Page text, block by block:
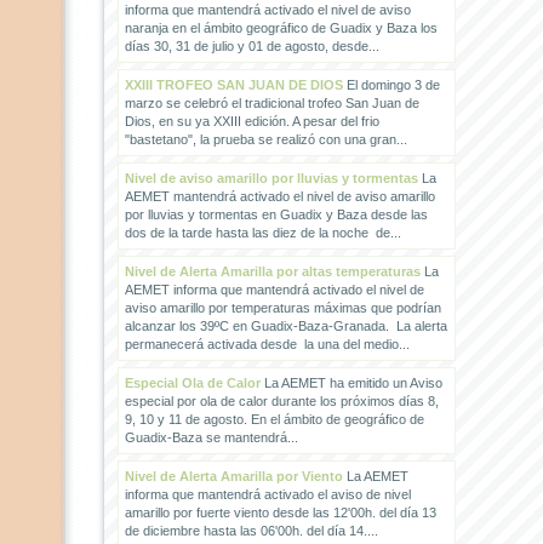
informa que mantendrá activado el nivel de aviso
naranja en el ámbito geográfico de Guadix y Baza los
días 30, 31 de julio y 01 de agosto, desde...
XXIII TROFEO SAN JUAN DE DIOSEl domingo 3 de
marzo se celebró el tradicional trofeo San Juan de
Dios, en su ya XXIII edición. A pesar del frio
"bastetano", la prueba se realizó con una gran...
Nivel de aviso amarillo por lluvias y tormentasLa
AEMET mantendrá activado el nivel de aviso amarillo
por lluvias y tormentas en Guadix y Baza desde las
dos de la tarde hasta las diez de la noche de...
Nivel de Alerta Amarilla por altas temperaturasLa
AEMET informa que mantendrá activado el nivel de
aviso amarillo por temperaturas máximas que podrían
alcanzar los 39ºC en Guadix-Baza-Granada. La alerta
permanecerá activada desde la una del medio...
Especial Ola de CalorLa AEMET ha emitido un Aviso
especial por ola de calor durante los próximos días 8,
9, 10 y 11 de agosto. En el ámbito de geográfico de
Guadix-Baza se mantendrá...
Nivel de Alerta Amarilla por VientoLa AEMET
informa que mantendrá activado el aviso de nivel
amarillo por fuerte viento desde las 12'00h. del día 13
de diciembre hasta las 06'00h. del día 14....